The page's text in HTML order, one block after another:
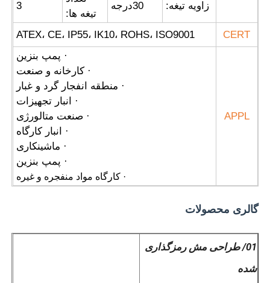
زاویه تیغه: 30درجه
تیغه ها:
3
CERT ATEX، CE، IP55، IK10، ROHS، ISO9001
APPL
· پمپ بنزین
· کارخانه و صنعت
· منطقه انفجار گرد و غبار
· انبار تجهیزات
· صنعت متالورژی
· انبار کارگاه
· ماشینکاری
· پمپ بنزین
· کارگاه مواد منفجره و غیره
گالری محصولات
01/ طراحی مش رمزگذاری
شده